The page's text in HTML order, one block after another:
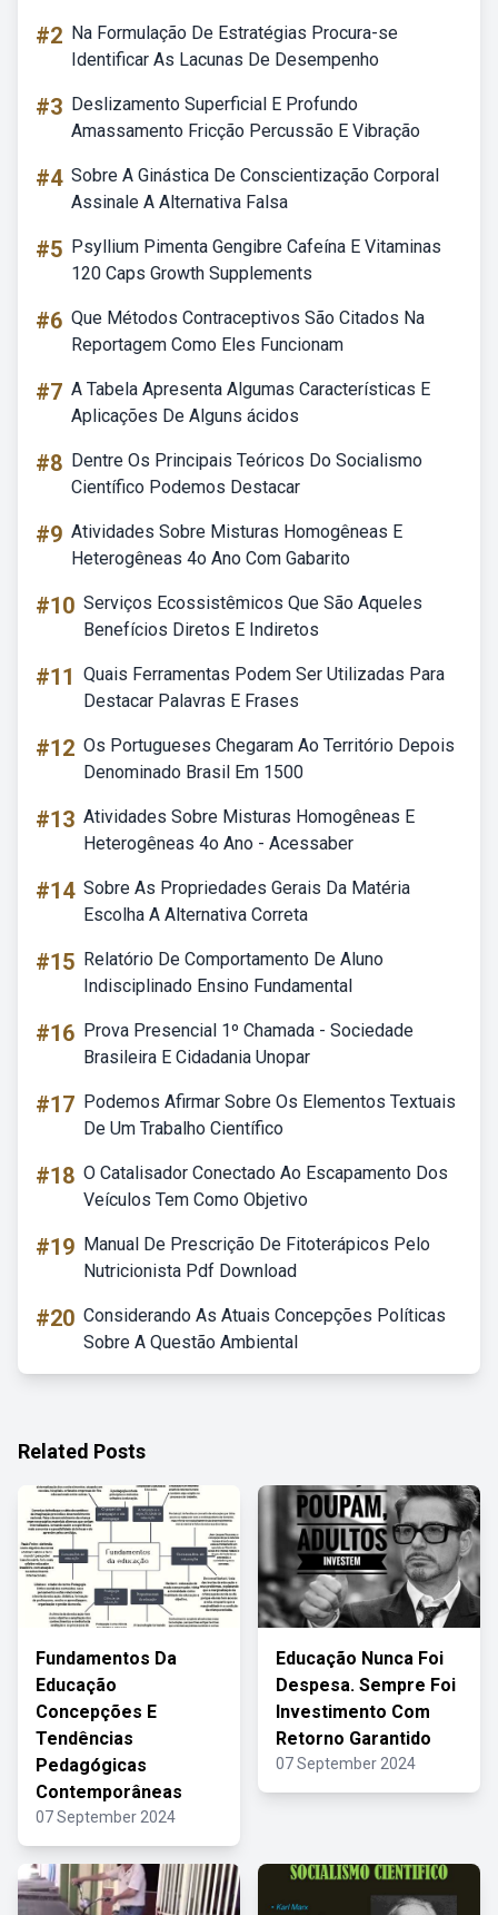
#2 Na Formulação De Estratégias Procura-se
Identificar As Lacunas De Desempenho
#3 Deslizamento Superficial E Profundo
Amassamento Fricção Percussão E Vibração
#4 Sobre A Ginástica De Conscientização Corporal
Assinale A Alternativa Falsa
#5 Psyllium Pimenta Gengibre Cafeína E Vitaminas
120 Caps Growth Supplements
#6 Que Métodos Contraceptivos São Citados Na
Reportagem Como Eles Funcionam
#7 A Tabela Apresenta Algumas Características E
Aplicações De Alguns ácidos
#8 Dentre Os Principais Teóricos Do Socialismo
Científico Podemos Destacar
#9 Atividades Sobre Misturas Homogêneas E
Heterogêneas 4o Ano Com Gabarito
#10 Serviços Ecossistêmicos Que São Aqueles
Benefícios Diretos E Indiretos
#11 Quais Ferramentas Podem Ser Utilizadas Para
Destacar Palavras E Frases
#12 Os Portugueses Chegaram Ao Território Depois
Denominado Brasil Em 1500
#13 Atividades Sobre Misturas Homogêneas E
Heterogêneas 4o Ano - Acessaber
#14 Sobre As Propriedades Gerais Da Matéria
Escolha A Alternativa Correta
#15 Relatório De Comportamento De Aluno
Indisciplinado Ensino Fundamental
#16 Prova Presencial 1º Chamada - Sociedade
Brasileira E Cidadania Unopar
#17 Podemos Afirmar Sobre Os Elementos Textuais
De Um Trabalho Científico
#18 O Catalisador Conectado Ao Escapamento Dos
Veículos Tem Como Objetivo
#19 Manual De Prescrição De Fitoterápicos Pelo
Nutricionista Pdf Download
#20 Considerando As Atuais Concepções Políticas
Sobre A Questão Ambiental
Related Posts
Fundamentos Da
Educação
Concepções E
Tendências
Pedagógicas
Contemporâneas
07 September 2024
Educação Nunca Foi
Despesa. Sempre Foi
Investimento Com
Retorno Garantido
07 September 2024